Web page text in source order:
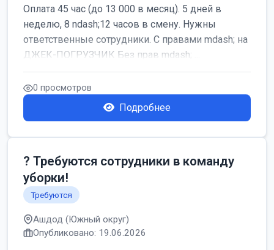
Оплата 45 час (до 13 000 в месяц). 5 дней в
неделю, 8 ndash;12 часов в смену. Нужны
ответственные сотрудники. С правами mdash; на
ДЖЕК-ПОГРУЗЧИК Без прав mdash; ...
0 просмотров
Подробнее
? Требуются сотрудники в команду
уборки!
Требуются
Ашдод (Южный округ)
Опубликовано: 19.06.2026